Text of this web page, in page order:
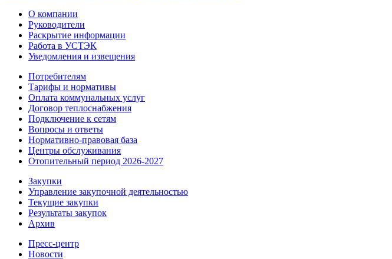
О компании
Руководители
Раскрытие информации
Работа в УСТЭК
Уведомления и извещения
Потребителям
Тарифы и нормативы
Оплата коммунальных услуг
Договор теплоснабжения
Подключение к сетям
Вопросы и ответы
Нормативно-правовая база
Центры обслуживания
Отопительный период 2026-2027
Закупки
Управление закупочной деятельностью
Текущие закупки
Результаты закупок
Архив
Пресс-центр
Новости